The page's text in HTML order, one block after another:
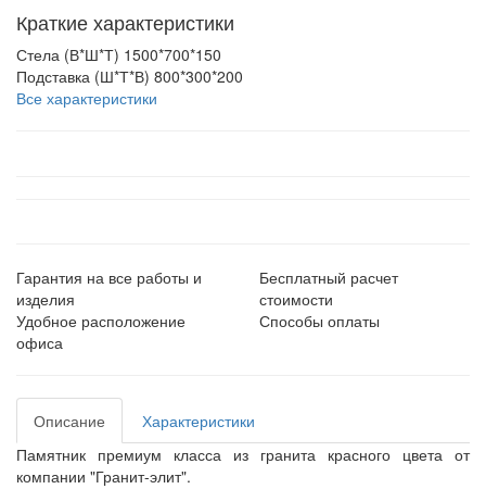
Краткие характеристики
Стела (В*Ш*Т) 1500*700*150
Подставка (Ш*Т*В) 800*300*200
Все характеристики
Гарантия на все работы и
изделия
Бесплатный расчет
стоимости
Удобное расположение
офиса
Способы оплаты
Описание
Характеристики
Памятник премиум класса из гранита красного цвета от
компании "Гранит-элит".